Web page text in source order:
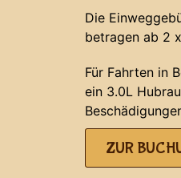
Die
betragen ab 2
Für Fahrten in
ein 3.0L
ZUR